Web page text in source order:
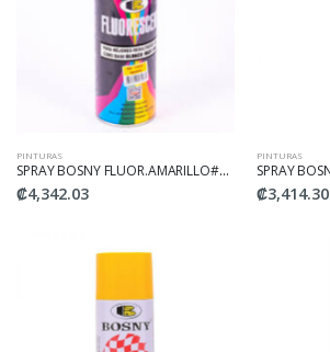
PINTURAS
SPRAY BOSNY FLUOR.AMARILLO#SB-1005
₡4,342.03
PINTURAS
₡3,414.30